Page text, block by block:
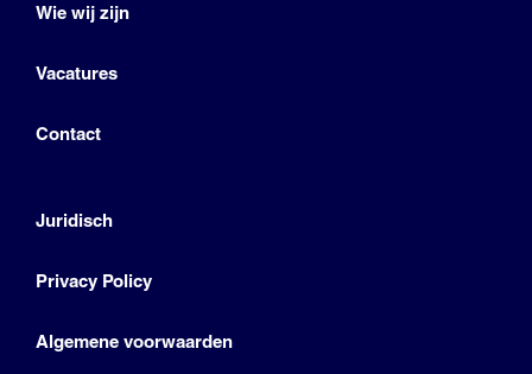
Wie wij zijn
Vacatures
Contact
Juridisch
Privacy Policy
Algemene voorwaarden